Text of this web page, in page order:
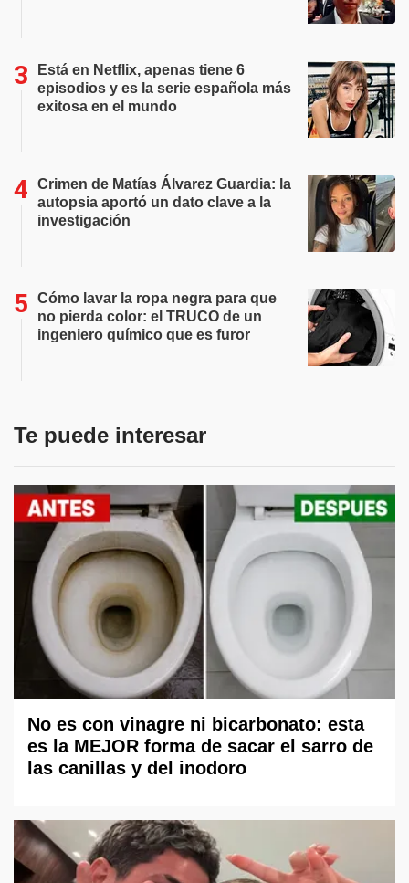
Está en Netflix, apenas tiene 6
episodios y es la serie española más
exitosa en el mundo
Crimen de Matías Álvarez Guardia: la
autopsia aportó un dato clave a la
investigación
Cómo lavar la ropa negra para que
no pierda color: el TRUCO de un
ingeniero químico que es furor
Te puede interesar
No es con vinagre ni bicarbonato: esta
es la MEJOR forma de sacar el sarro de
las canillas y del inodoro